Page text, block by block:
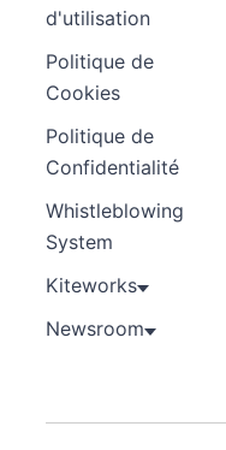
d'utilisation
Politique de
Cookies
Politique de
Confidentialité
Whistleblowing
System
Kiteworks
Newsroom